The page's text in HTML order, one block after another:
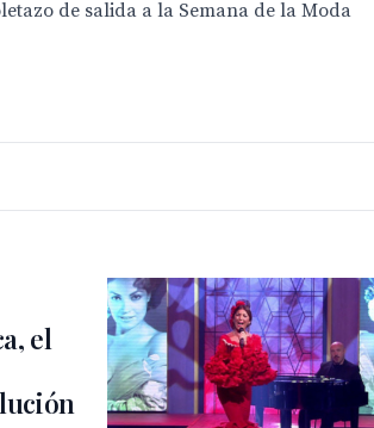
de salida a la Semana de la Moda
el